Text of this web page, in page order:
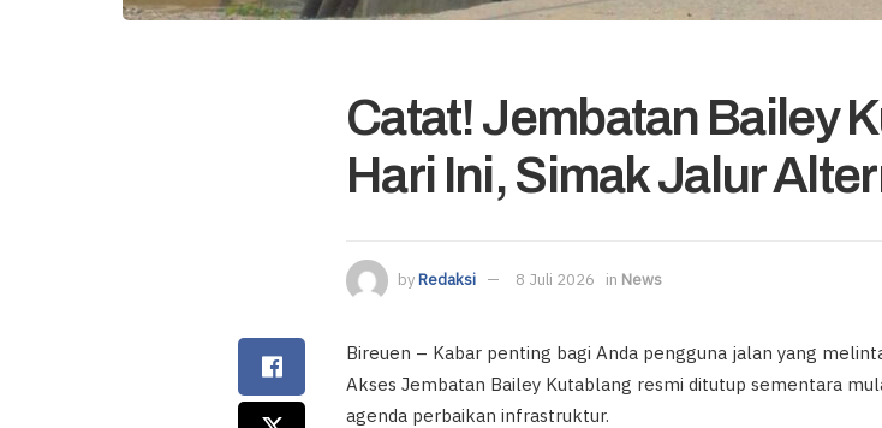
Catat! Jembatan Bailey
Hari Ini, Simak Jalur
byRedaksi 8 Juli 2026 in News
Bireuen – Kabar penting bagi Anda pengguna jalan yang
Akses Jembatan Bailey Kutablang resmi ditutup sementara
agenda perbaikan infrastruktur.